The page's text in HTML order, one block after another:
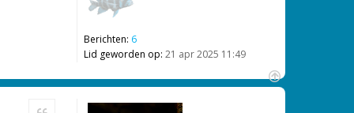
Berichten: 6
Lid geworden op: 21 apr 2025 11:49
O